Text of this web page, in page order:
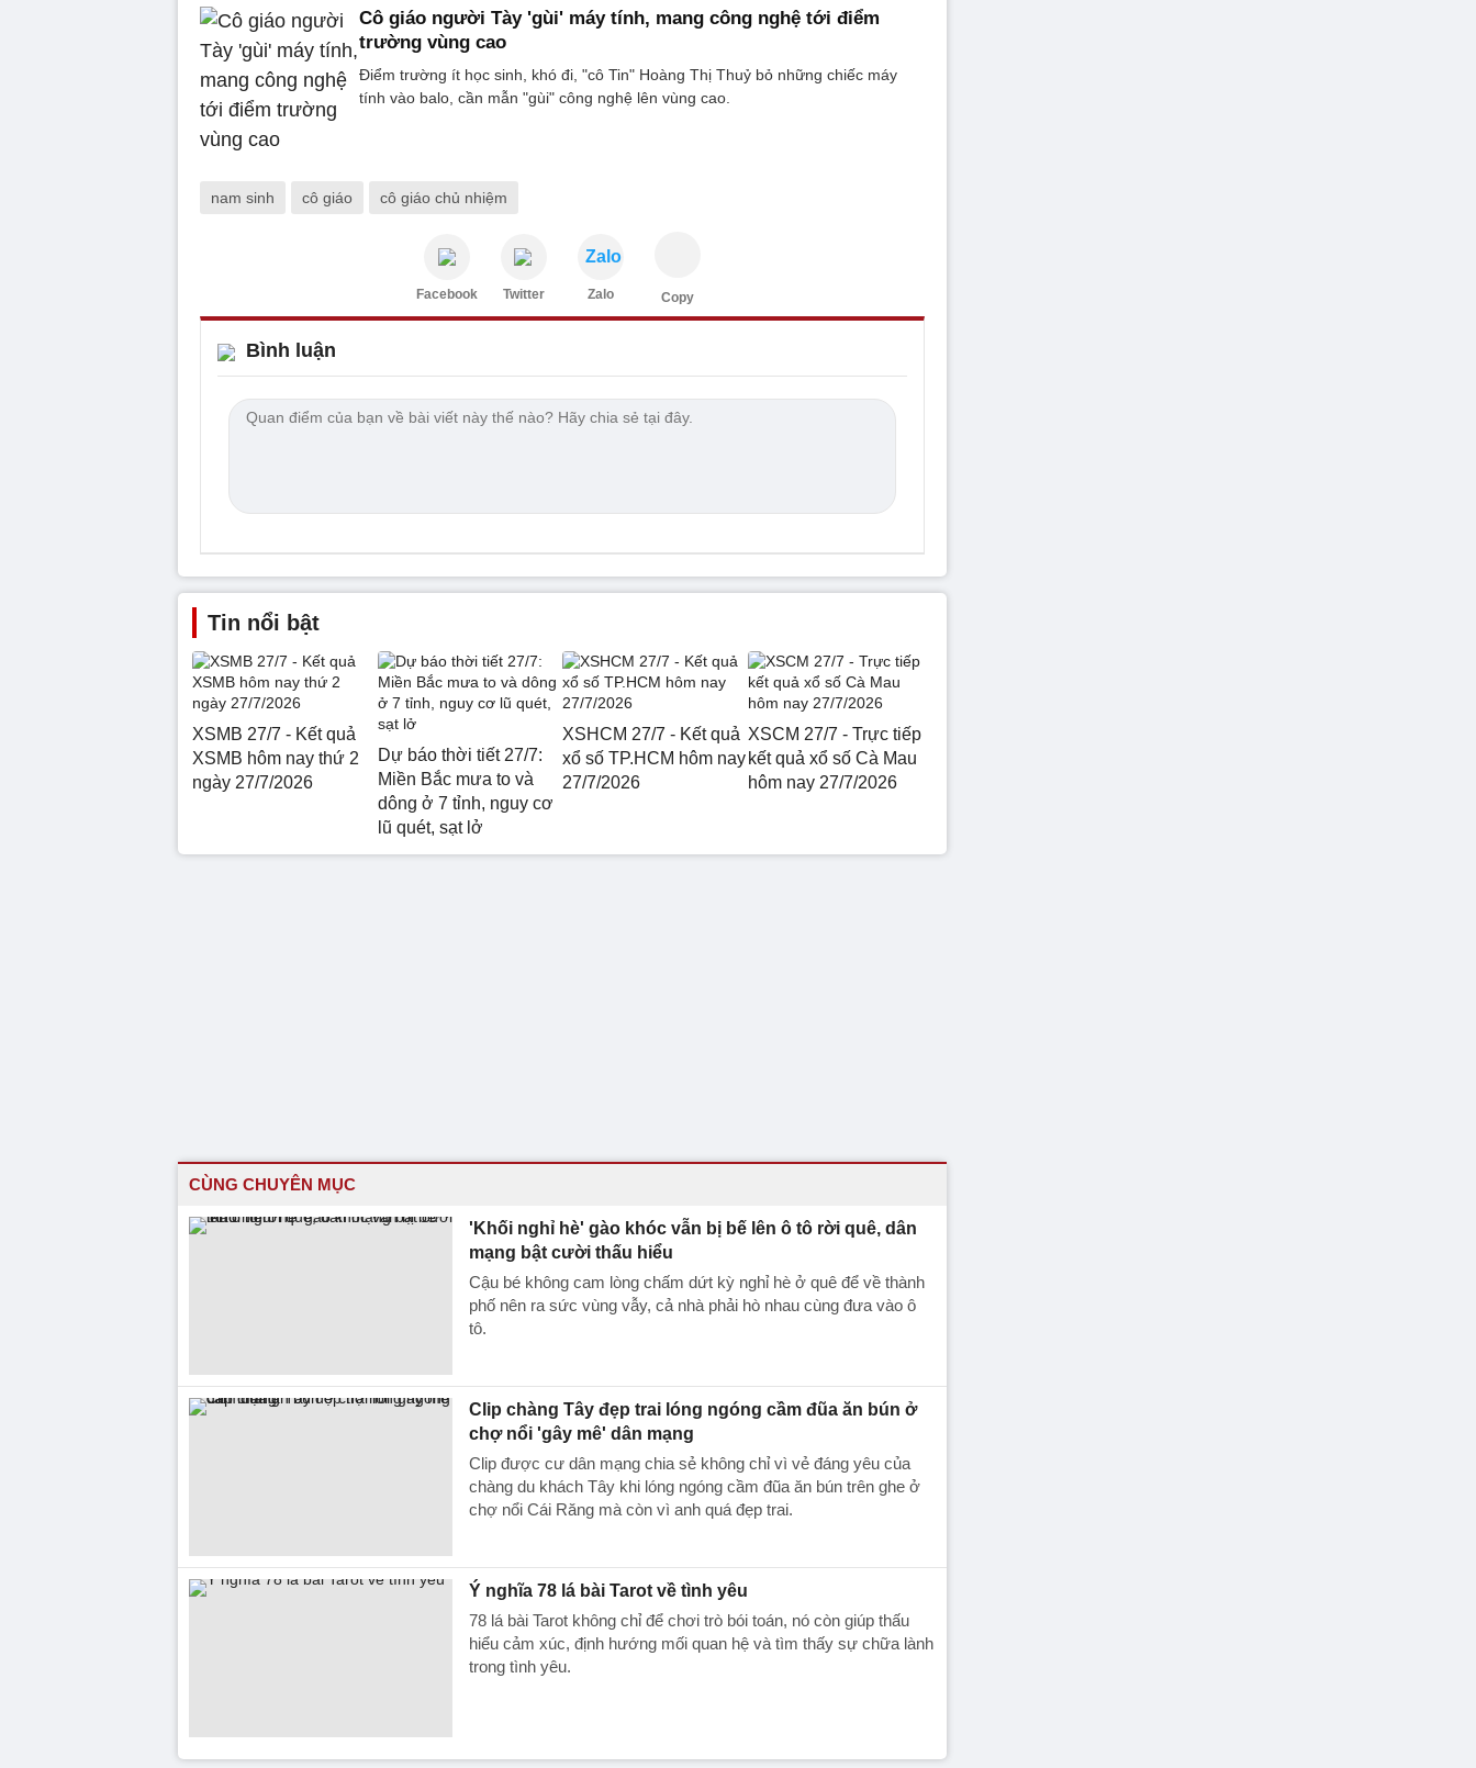
Cô giáo người Tày 'gùi' máy tính, mang công nghệ tới điểm
trường vùng cao
Điểm trường ít học sinh, khó đi, "cô Tin" Hoàng Thị Thuỷ bỏ những chiếc máy
tính vào balo, cần mẫn "gùi" công nghệ lên vùng cao.
nam sinh cô giáo cô giáo chủ nhiệm
Facebook Twitter
Zalo
Zalo Copy
Bình luận
Tin nổi bật
XSMB 27/7 - Kết quả
XSMB hôm nay thứ 2
ngày 27/7/2026
Dự báo thời tiết 27/7:
Miền Bắc mưa to và
dông ở 7 tỉnh, nguy cơ
lũ quét, sạt lở
XSHCM 27/7 - Kết quả
xổ số TP.HCM hôm nay
27/7/2026
XSCM 27/7 - Trực tiếp
kết quả xổ số Cà Mau
hôm nay 27/7/2026
CÙNG CHUYÊN MỤC
'Khối nghỉ hè' gào khóc vẫn bị bế lên ô tô rời quê, dân
mạng bật cười thấu hiểu
Cậu bé không cam lòng chấm dứt kỳ nghỉ hè ở quê để về thành
phố nên ra sức vùng vẫy, cả nhà phải hò nhau cùng đưa vào ô
tô.
Clip chàng Tây đẹp trai lóng ngóng cầm đũa ăn bún ở
chợ nổi 'gây mê' dân mạng
Clip được cư dân mạng chia sẻ không chỉ vì vẻ đáng yêu của
chàng du khách Tây khi lóng ngóng cầm đũa ăn bún trên ghe ở
chợ nổi Cái Răng mà còn vì anh quá đẹp trai.
Ý nghĩa 78 lá bài Tarot về tình yêu
78 lá bài Tarot không chỉ để chơi trò bói toán, nó còn giúp thấu
hiểu cảm xúc, định hướng mối quan hệ và tìm thấy sự chữa lành
trong tình yêu.